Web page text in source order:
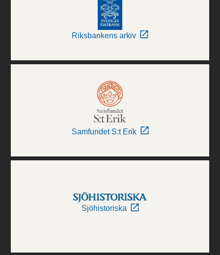
Riksbankens arkiv
Samfundet S:t Erik
Sjöhistoriska